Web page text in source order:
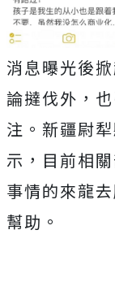
消息曝光後
論撻伐外，
注。新疆尉
示，目前相
事情的來龍
幫助。